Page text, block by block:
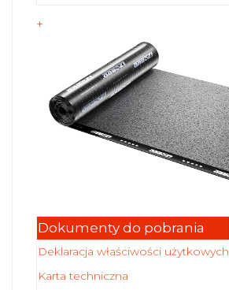
+
Dokumenty do pobrania
Deklaracja właściwości użytkowych
Karta techniczna